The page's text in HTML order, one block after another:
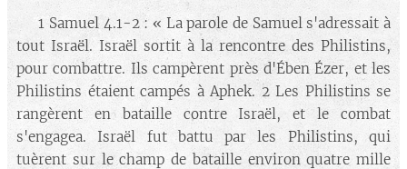
🔘 1 Samuel 4.1-2 : « La parole de Samuel s'adressait à
tout Israël. Israël sortit à la rencontre des Philistins,
pour combattre. Ils campèrent près d'Ében Ézer, et les
Philistins étaient campés à Aphek. 2 Les Philistins se
rangèrent en bataille contre Israël, et le combat
s'engagea. Israël fut battu par les Philistins, qui
tuèrent sur le champ de bataille environ quatre mille